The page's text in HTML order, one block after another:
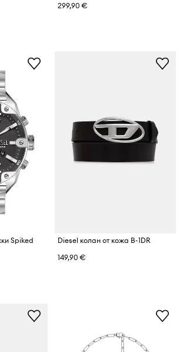
299,90 €
Spiked
Diesel колан от кожа B-1DR
149,90 €